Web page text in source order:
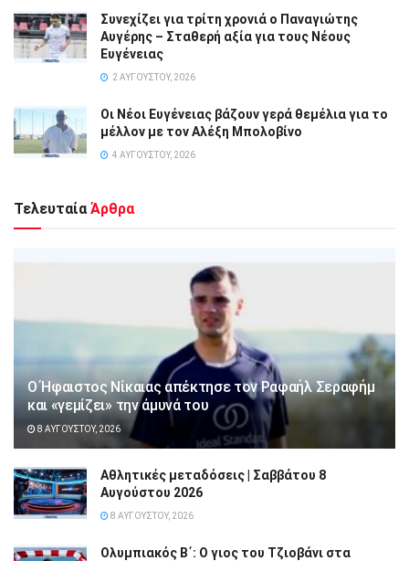
Συνεχίζει για τρίτη χρονιά ο Παναγιώτης
Αυγέρης – Σταθερή αξία για τους Νέους
Ευγένειας
2 ΑΥΓΟΎΣΤΟΥ, 2026
Οι Νέοι Ευγένειας βάζουν γερά θεμέλια για το
μέλλον με τον Αλέξη Μπολοβίνο
4 ΑΥΓΟΎΣΤΟΥ, 2026
Τελευταία Άρθρα
Ο Ήφαιστος Νίκαιας απέκτησε τον Ραφαήλ Σεραφήμ
και «γεμίζει» την άμυνά του
8 ΑΥΓΟΎΣΤΟΥ, 2026
Αθλητικές μεταδόσεις | Σαββάτου 8
Αυγούστου 2026
8 ΑΥΓΟΎΣΤΟΥ, 2026
Ολυμπιακός Β΄: Ο γιος του Τζιοβάνι στα